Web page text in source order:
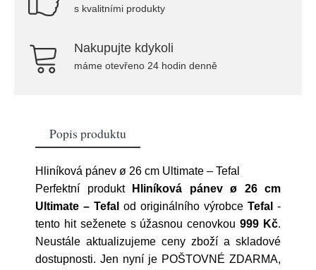
s kvalitními produkty
Nakupujte kdykoli
máme otevřeno 24 hodin denně
Popis produktu
Hliníková pánev ø 26 cm Ultimate – Tefal
Perfektní produkt
Hliníková pánev ø 26 cm
Ultimate – Tefal od originálního výrobce Tefal -
tento hit seženete s úžasnou cenovkou999 Kč.
Neustále aktualizujeme ceny zboží a skladové
dostupnosti. Jen nyní je POŠTOVNÉ ZDARMA,